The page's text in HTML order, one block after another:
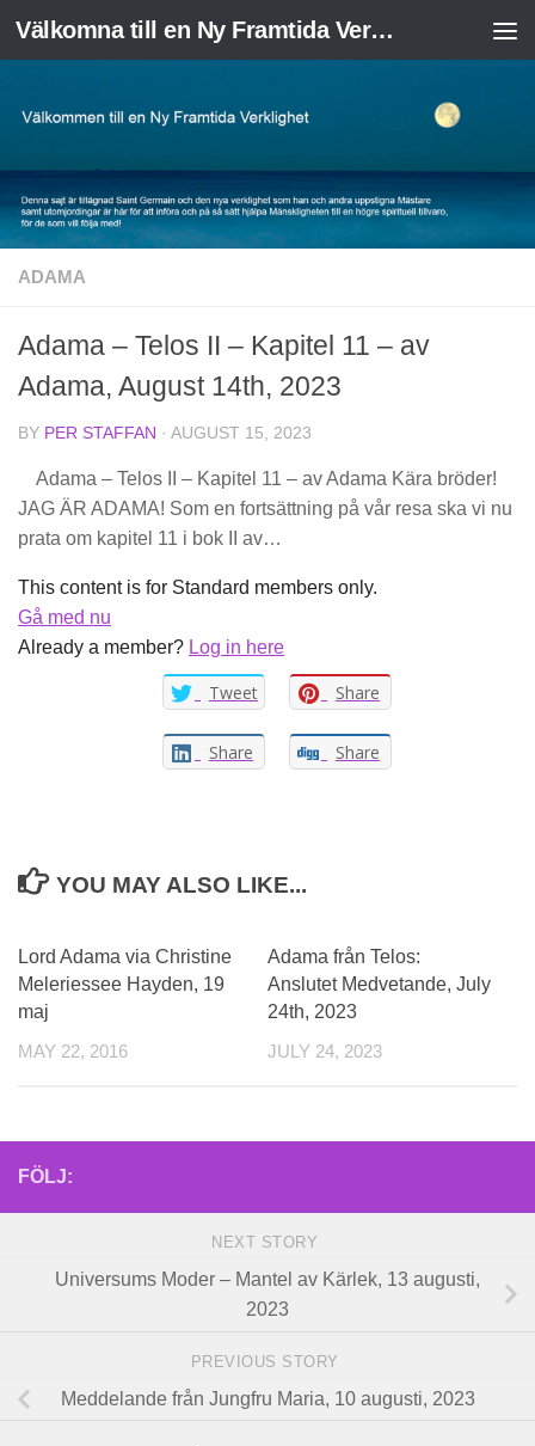
Skip to content Välkomna till en Ny Framtida Verklighet
ADAMA
Adama – Telos II – Kapitel 11 – av
Adama, August 14th, 2023
BY PER STAFFAN · AUGUST 15, 2023
Adama – Telos II – Kapitel 11 – av Adama Kära bröder!
JAG ÄR ADAMA! Som en fortsättning på vår resa ska vi nu
prata om kapitel 11 i bok II av…
This content is for Standard members only.
Gå med nu
Already a member? Log in here
Tweet Share
Share Share
YOU MAY ALSO LIKE...
Lord Adama via Christine
Meleriessee Hayden, 19
maj
MAY 22, 2016
Adama från Telos:
Anslutet Medvetande, July
24th, 2023
JULY 24, 2023
FÖLJ:
NEXT STORY
Universums Moder – Mantel av Kärlek, 13 augusti,
2023
PREVIOUS STORY
Meddelande från Jungfru Maria, 10 augusti, 2023